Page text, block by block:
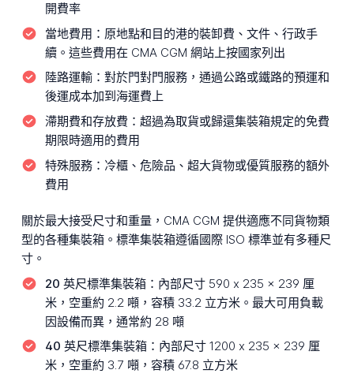
開費率
當地費用： 原地點和目的港的裝卸費、文件、行政手
續。這些費用在 CMA CGM 網站上按國家列出
陸路運輸： 對於門對門服務，通過公路或鐵路的預運和
後運成本加到海運費上
滯期費和存放費： 超過為取貨或歸還集裝箱規定的免費
期限時適用的費用
特殊服務： 冷櫃、危險品、超大貨物或優質服務的額外
費用
關於最大接受尺寸和重量，CMA CGM 提供適應不同貨物類
型的各種集裝箱。標準集裝箱遵循國際 ISO 標準並有多種尺
寸。
20 英尺標準集裝箱： 內部尺寸 590 x 235 x 239 厘
米，空重約 2.2 噸，容積 33.2 立方米。最大可用負載
因設備而異，通常約 28 噸
40 英尺標準集裝箱： 內部尺寸 1200 x 235 x 239 厘
米，空重約 3.7 噸，容積 67.8 立方米